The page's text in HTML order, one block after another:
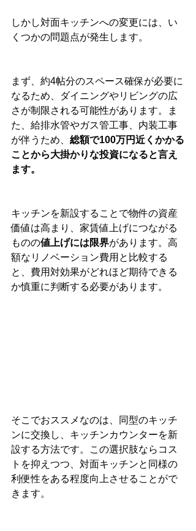
しかし対面キッチンへの変更には、い
くつかの問題点が発生します。
まず、約4帖分のスペース確保が必要に
なるため、ダイニングやリビングの広
さが制限される可能性があります。ま
た、給排水管やガス管工事、内装工事
が伴うため、 総額で100万円近くかかる
ことから大掛かりな投資になると言え
ます。
キッチンを新設することで物件の資産
価値は高まり、家賃値上げにつながる
ものの値上げには限界があります。高
額なリノベーション費用と比較する
と、費用対効果がどれほど期待できる
か慎重に判断する必要があります。
そこでおススメなのは、同型のキッチ
ンに交換し、キッチンカウンターを新
設する方法です。この選択肢ならコス
トを抑えつつ、対面キッチンと同様の
利便性をある程度向上させることがで
きます。